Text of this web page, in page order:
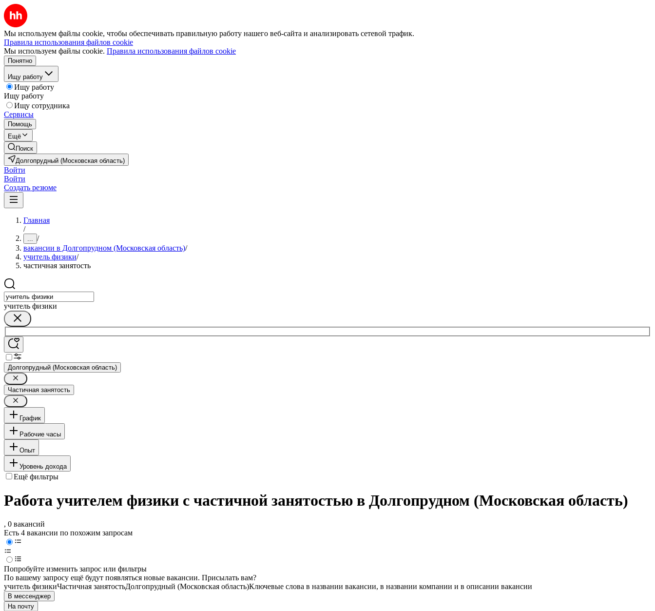
Мы используем файлы cookie, чтобы обеспечивать правильную работу нашего веб-сайта и анализировать сетевой трафик.
Правила использования файлов cookie
Мы используем файлы cookie. Правила использования файлов cookie
Понятно
Ищу работу
Ищу работу
Ищу работу
Ищу сотрудника
Сервисы
Помощь
Ещё
Поиск
Долгопрудный (Московская область)
Войти
Войти
Создать резюме
Главная
/
... /
вакансии в Долгопрудном (Московская область)/
учитель физики/
частичная занятость
учитель физики
Долгопрудный (Московская область)
Частичная занятость
График
Рабочие часы
Опыт
Уровень дохода
Ещё фильтры
Работа учителем физики с частичной занятостью в Долгопрудном (Московская область)
, 0 вакансий
Есть 4 вакансии по похожим запросам
Попробуйте изменить запрос или фильтры
По вашему запросу ещё будут появляться новые вакансии. Присылать вам?
учитель физикиЧастичная занятостьДолгопрудный (Московская область)Ключевые слова в названии вакансии, в названии компании и в описании вакансии
В мессенджер
На почту